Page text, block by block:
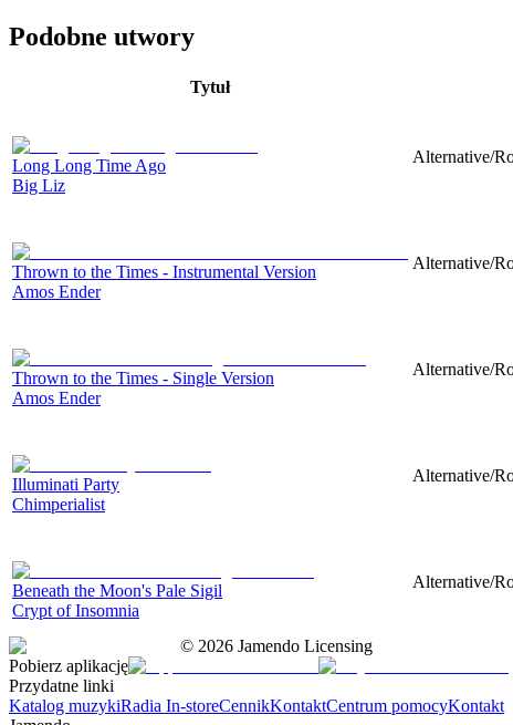
Podobne utwory
Tytuł
Long Long Time Ago
Big Liz
Alternative/
Thrown to the Times - Instrumental Version
Amos Ender
Alternative/
Thrown to the Times - Single Version
Amos Ender
Alternative/
Illuminati Party
Chimperialist
Alternative/
Beneath the Moon's Pale Sigil
Crypt of Insomnia
Alternative/
© 2026 Jamendo Licensing
Pobierz aplikację
Przydatne linki
Katalog muzykiRadia In-storeCennikKontaktCentrum pomocyKontakt